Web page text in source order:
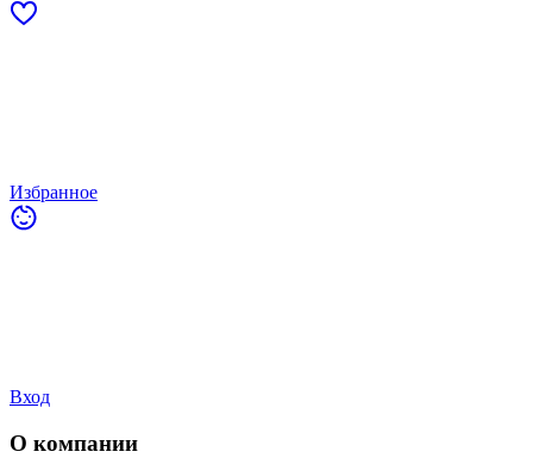
Избранное
Вход
О компании